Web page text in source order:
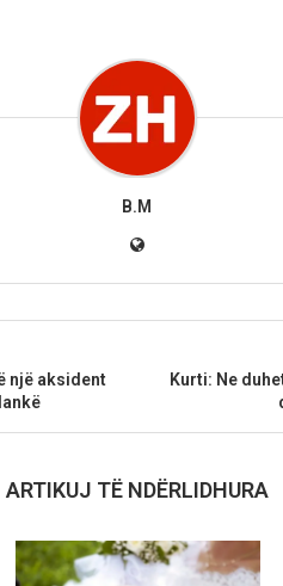
B.M
një aksident
Kurti: Ne
ARTIKUJ TË NDËRLIDHURA